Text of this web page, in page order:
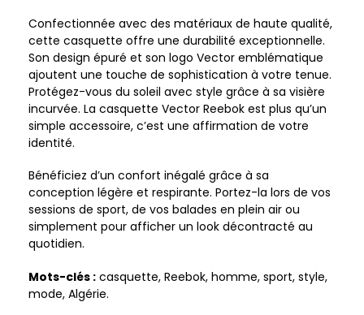
Confectionnée avec des matériaux de haute qualité,
cette casquette offre une durabilité exceptionnelle.
Son design épuré et son logo Vector emblématique
ajoutent une touche de sophistication à votre tenue.
Protégez-vous du soleil avec style grâce à sa visière
incurvée. La casquette Vector Reebok est plus qu’un
simple accessoire, c’est une affirmation de votre
identité.
Bénéficiez d’un confort inégalé grâce à sa
conception légère et respirante. Portez-la lors de vos
sessions de sport, de vos balades en plein air ou
simplement pour afficher un look décontracté au
quotidien.
Mots-clés : casquette, Reebok, homme, sport, style,
mode, Algérie.